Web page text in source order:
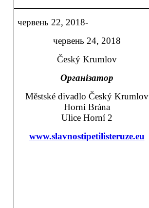
червень 22, 2018-
червень 24, 2018
Český Krumlov
Організатор
Městské divadlo Český Krumlov
Horní Brána
Ulice Horní 2
www.slavnostipetilisteruze.eu